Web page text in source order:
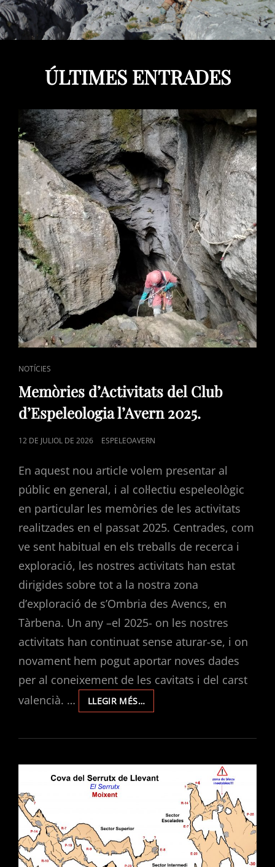
ÚLTIMES ENTRADES
CAT
LINKS
NOTÍCIES
Memòries d’Activitats del Club
d’Espeleologia l’Avern 2025.
POSTED
12 DE JULIOL DE 2026 ESPELEOAVERN
En aquest nou article volem presentar al
públic en general, i al col·lectiu espeleològic
en particular les memòries de les activitats
realitzades en el passat 2025. Centrades, com
ve sent habitual en els treballs de recerca i
exploració, les nostres activitats han estat
dirigides sobre tot a la nostra zona
d’exploració de s’Ombria des Avencs, en
Tàrbena. Un any –el 2025- on les nostres
activitats han continuat sense aturar-se, i on
novament hem pogut aportar noves dades
per al coneixement de les cavitats i del carst
valencià. …
LLEGIR MÉS…MEMÒRIES
D’ACTIVITATS
CLUB
L’AVERN
2025.